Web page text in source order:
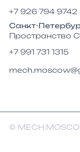
+7 926 794 9742
Санкт-
Пространство
+7 991 731 1315
©